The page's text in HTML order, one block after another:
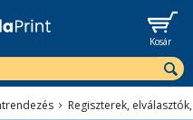
Kosár
Regiszterek,